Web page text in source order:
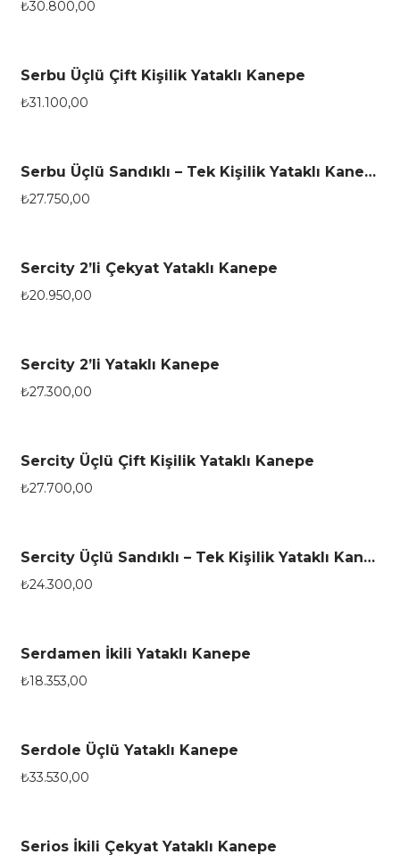
₺30.800,00
Serbu Üçlü Çift Kişilik Yataklı Kanepe
₺31.100,00
Serbu Üçlü Sandıklı – Tek Kişilik Yataklı Kanepe
₺27.750,00
Sercity 2’li Çekyat Yataklı Kanepe
₺20.950,00
Sercity 2’li Yataklı Kanepe
₺27.300,00
Sercity Üçlü Çift Kişilik Yataklı Kanepe
₺27.700,00
Sercity Üçlü Sandıklı – Tek Kişilik Yataklı Kanepe
₺24.300,00
Serdamen İkili Yataklı Kanepe
₺18.353,00
Serdole Üçlü Yataklı Kanepe
₺33.530,00
Serios İkili Çekyat Yataklı Kanepe